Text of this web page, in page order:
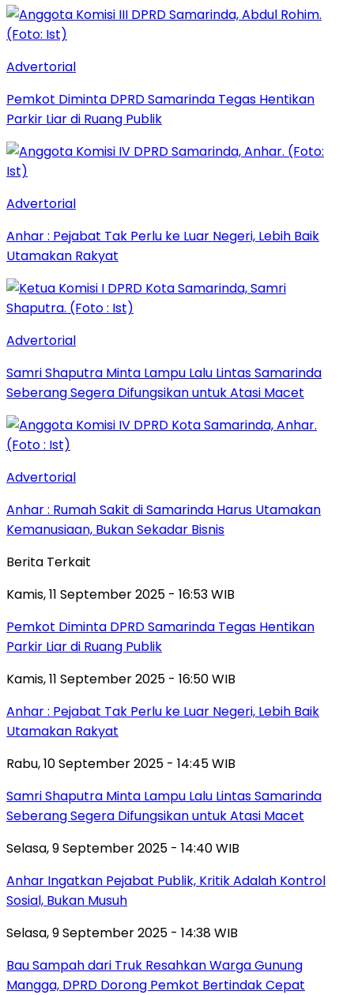
Advertorial
Pemkot Diminta DPRD Samarinda Tegas Hentikan
Parkir Liar di Ruang Publik
Advertorial
Anhar : Pejabat Tak Perlu ke Luar Negeri, Lebih Baik
Utamakan Rakyat
Advertorial
Samri Shaputra Minta Lampu Lalu Lintas Samarinda
Seberang Segera Difungsikan untuk Atasi Macet
Advertorial
Anhar : Rumah Sakit di Samarinda Harus Utamakan
Kemanusiaan, Bukan Sekadar Bisnis
Berita Terkait
Kamis, 11 September 2025 - 16:53 WIB
Pemkot Diminta DPRD Samarinda Tegas Hentikan
Parkir Liar di Ruang Publik
Kamis, 11 September 2025 - 16:50 WIB
Anhar : Pejabat Tak Perlu ke Luar Negeri, Lebih Baik
Utamakan Rakyat
Rabu, 10 September 2025 - 14:45 WIB
Samri Shaputra Minta Lampu Lalu Lintas Samarinda
Seberang Segera Difungsikan untuk Atasi Macet
Selasa, 9 September 2025 - 14:40 WIB
Anhar Ingatkan Pejabat Publik, Kritik Adalah Kontrol
Sosial, Bukan Musuh
Selasa, 9 September 2025 - 14:38 WIB
Bau Sampah dari Truk Resahkan Warga Gunung
Mangga, DPRD Dorong Pemkot Bertindak Cepat